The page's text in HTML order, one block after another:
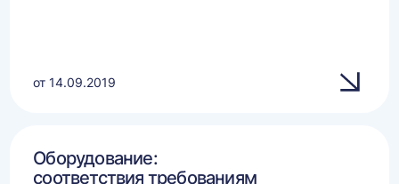
от 14.09.2019
Оборудование:
соответствия требованиям